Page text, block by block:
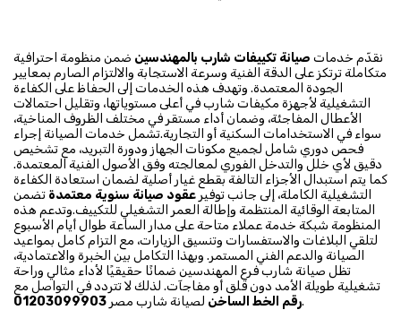
نقدّم خدمات صيانة تكييفات شارب بالمهندسين ضمن منظومة احترافية
متكاملة ترتكز على الدقة الفنية وسرعة الاستجابة والالتزام الصارم بمعايير
الجودة المعتمدة. وتهدف هذه الخدمات إلى الحفاظ على الكفاءة
التشغيلية لأجهزة مكيفات شارب في أعلى مستوياتها، وتقليل احتمالات
الأعطال المفاجئة، وضمان أداء مستقر في مختلف الظروف المناخية،
سواء في الاستخدامات السكنية أو التجارية.تشمل خدمات الصيانة إجراء
فحص دوري شامل لجميع مكونات الجهاز ودورة التبريد، مع تشخيص
دقيق لأي خلل والتدخل الفوري لمعالجته وفق الأصول الفنية المعتمدة.
كما يتم استبدال الأجزاء التالفة بقطع غيار أصلية لضمان استعادة الكفاءة
التشغيلية الكاملة، إلى جانب توفير عقود صيانة سنوية معتمدة تضمن
المتابعة الوقائية المنتظمة وإطالة العمر التشغيلي للتكييف.وتدعم هذه
المنظومة شبكة خدمة عملاء متاحة على مدار الساعة طوال أيام الأسبوع
لتلقي البلاغات والاستفسارات وتنسيق الزيارات، مع التزام كامل بمواعيد
الصيانة والدعم الفني المستمر. وبهذا التكامل بين الخبرة والاعتمادية،
تظل صيانة شارب فرع المهندسين ضمانًا حقيقيًا لأداء مثالي وراحة
تشغيلية طويلة الأمد دون قلق أو مفاجآت. لذلك لا تتردد في التواصل مع
رقم الخط الساخن لصيانة شارب مصر 01203099903 .